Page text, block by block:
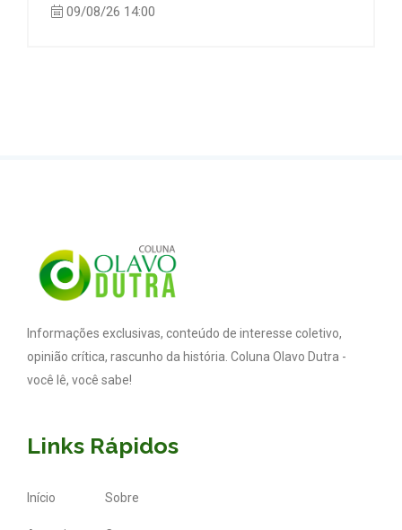
09/08/26 14:00
Informações exclusivas, conteúdo de interesse coletivo,
opinião crítica, rascunho da história. Coluna Olavo Dutra -
você lê, você sabe!
Links Rápidos
Início Sobre